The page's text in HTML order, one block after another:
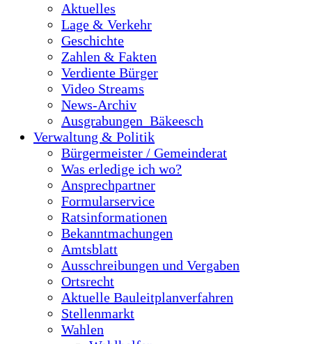
Aktuelles
Lage & Verkehr
Geschichte
Zahlen & Fakten
Verdiente Bürger
Video Streams
News-Archiv
Ausgrabungen_Bäkeesch
Verwaltung & Politik
Bürgermeister / Gemeinderat
Was erledige ich wo?
Ansprechpartner
Formularservice
Ratsinformationen
Bekanntmachungen
Amtsblatt
Ausschreibungen und Vergaben
Ortsrecht
Aktuelle Bauleitplanverfahren
Stellenmarkt
Wahlen